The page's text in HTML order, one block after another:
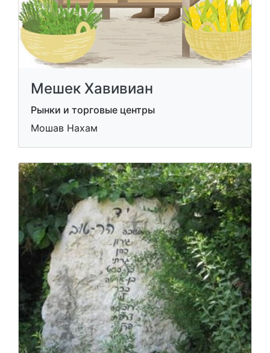
Мешек Хавивиан
Рынки и торговые центры
Мошав Нахам